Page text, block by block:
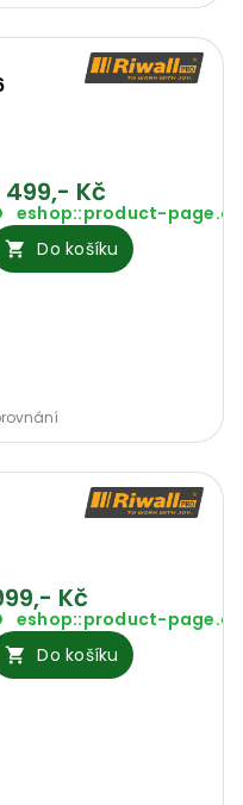
499,- Kč
eshop::product-
Do košíku
Kč
eshop::product-
Do košíku